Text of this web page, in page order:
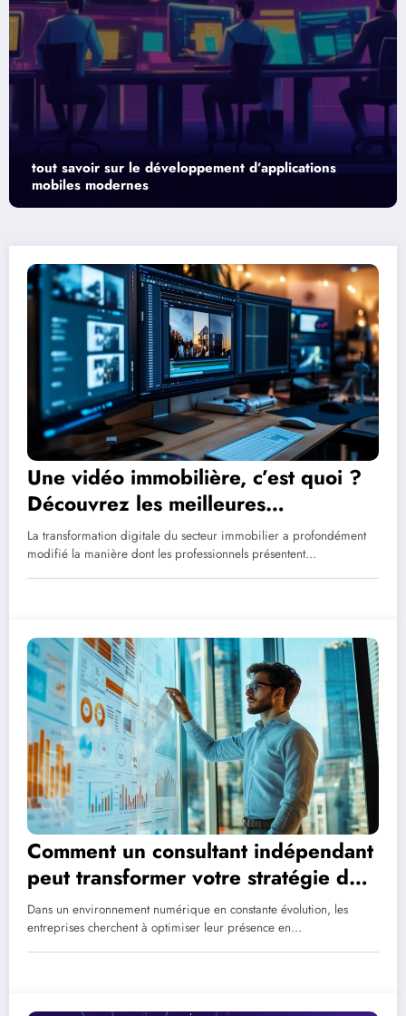
Webmail ac-lille : comment se connecter à
sur mobile et ordinateur ?
Une vidéo immobilière, c’est quoi ?
Découvrez les meilleures
plateformes de diffusion
La transformation digitale du secteur immobilier a profondément
modifié la manière dont les professionnels présentent…
Comment un consultant indépendant
peut transformer votre stratégie de
publicité en ligne
Dans un environnement numérique en constante évolution, les
entreprises cherchent à optimiser leur présence en…